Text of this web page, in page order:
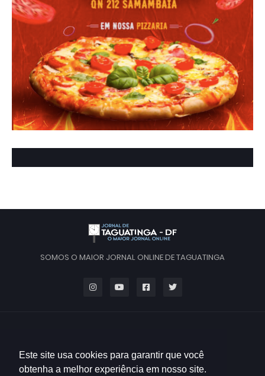
Este site usa cookies para garantir que você
obtenha a melhor experiência em nosso site.
SOMOS O MAIOR JORNAL ONLINE DE TAGUATINGA